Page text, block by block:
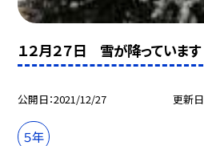
１２月２７日 雪が降っています
公開日 2021/12/27 更新日
５年